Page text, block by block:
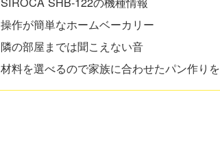
操作が簡単なホームベーカリー
隣の部屋までは聞こえない音
材料を選べるので家族に合わせたパン作りを